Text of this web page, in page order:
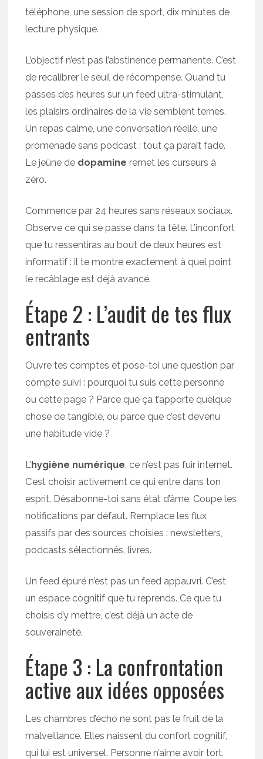
téléphone, une session de sport, dix minutes de
lecture physique.
L’objectif n’est pas l’abstinence permanente. C’est
de recalibrer le seuil de récompense. Quand tu
passes des heures sur un feed ultra-stimulant,
les plaisirs ordinaires de la vie semblent ternes.
Un repas calme, une conversation réelle, une
promenade sans podcast : tout ça paraît fade.
Le jeûne de dopamine remet les curseurs à
zéro.
Commence par 24 heures sans réseaux sociaux.
Observe ce qui se passe dans ta tête. L’inconfort
que tu ressentiras au bout de deux heures est
informatif : il te montre exactement à quel point
le recâblage est déjà avancé.
Étape 2 : L’audit de tes flux
entrants
Ouvre tes comptes et pose-toi une question par
compte suivi : pourquoi tu suis cette personne
ou cette page ? Parce que ça t’apporte quelque
chose de tangible, ou parce que c’est devenu
une habitude vide ?
L’hygiène numérique, ce n’est pas fuir internet.
C’est choisir activement ce qui entre dans ton
esprit. Désabonne-toi sans état d’âme. Coupe les
notifications par défaut. Remplace les flux
passifs par des sources choisies : newsletters,
podcasts sélectionnés, livres.
Un feed épuré n’est pas un feed appauvri. C’est
un espace cognitif que tu reprends. Ce que tu
choisis d’y mettre, c’est déjà un acte de
souveraineté.
Étape 3 : La confrontation
active aux idées opposées
Les chambres d’écho ne sont pas le fruit de la
malveillance. Elles naissent du confort cognitif,
qui lui est universel. Personne n’aime avoir tort.